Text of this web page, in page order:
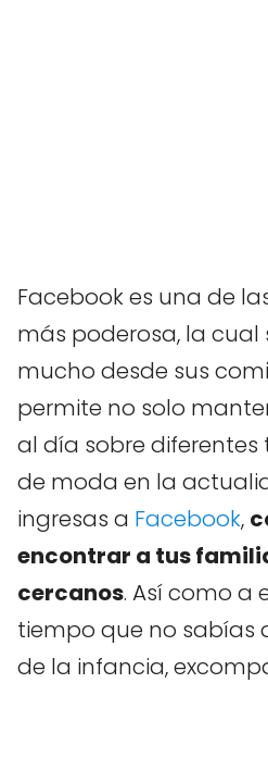
Facebook es una de
más poderosa, la
mucho desde sus
permite no solo
al día sobre
de moda en la
ingresas a Facebook,
encontrar a tus
cercanos. Así como a
tiempo que no sabías
de la infancia,